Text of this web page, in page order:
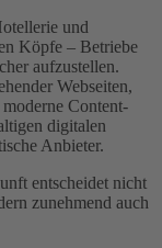
und
Köpfe – Betriebe
aufzustellen.
Webseiten,
Content-
digitalen
Anbieter.
entscheidet nicht
zunehmend auch